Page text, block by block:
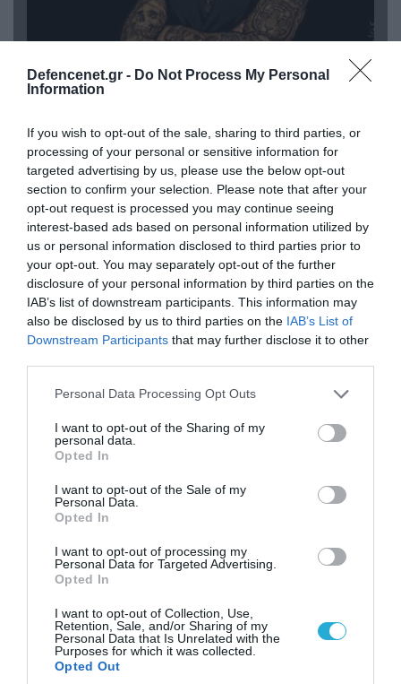
Defencenet.gr - Do Not Process My Personal
Information
If you wish to opt-out of the sale, sharing to third parties, or
processing of your personal or sensitive information for
targeted advertising by us, please use the below opt-out
section to confirm your selection. Please note that after your
opt-out request is processed you may continue seeing
interest-based ads based on personal information utilized by
us or personal information disclosed to third parties prior to
your opt-out. You may separately opt-out of the further
disclosure of your personal information by third parties on the
IAB’s list of downstream participants. This information may
also be disclosed by us to third parties on the IAB’s List of
Downstream Participants that may further disclose it to other
Please note that this website/app uses one or more Google
not limited to your visit or usage behaviour. You may click to
grant or deny consent to Google and its third-party tags to
use your data for below specified purposes in below Google
consent section.
Personal Data Processing Opt Outs
I want to opt-out of the Sharing of my
personal data.
Opted In
I want to opt-out of the Sale of my
Personal Data.
Opted In
I want to opt-out of processing my
Personal Data for Targeted Advertising.
Opted In
I want to opt-out of Collection, Use,
Retention, Sale, and/or Sharing of my
Personal Data that Is Unrelated with the
Purposes for which it was collected.
Opted Out
08.08.2026 | 09:02
του Αρκά για τα τατουάζ (φωτο)
07.08.2026 | 20:02
Κωνσταντίνο Ζούλα από τον ΣΚΑΪ – Ο λόγος της
απομάκρυνσής του